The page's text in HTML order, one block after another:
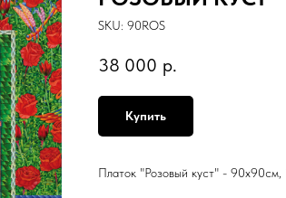
SKU: 90ROS
38 000 р.
Купить
Платок "Розовый куст" - 90х90см,